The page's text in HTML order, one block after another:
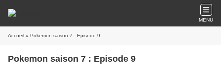
MENU
Accueil » Pokemon saison 7 : Episode 9
Pokemon saison 7 : Episode 9